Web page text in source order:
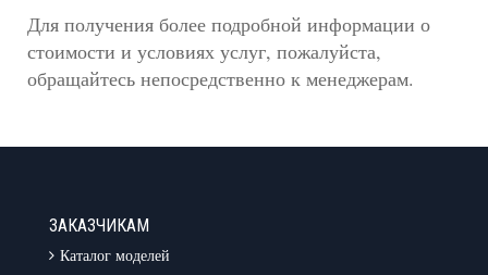
Для получения более подробной информации о
стоимости и условиях услуг, пожалуйста,
обращайтесь непосредственно к менеджерам.
ЗАКАЗЧИКАМ
Каталог моделей